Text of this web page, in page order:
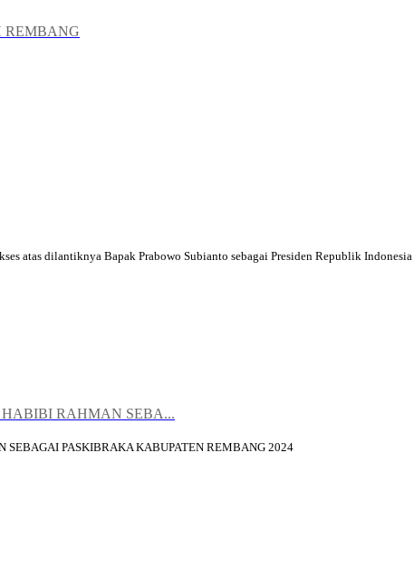
REMBANG
atas dilantiknya Bapak Prabowo Subianto sebagai Presiden Republik Indonesia
RAHMAN SEBA...
PASKIBRAKA KABUPATEN REMBANG 2024